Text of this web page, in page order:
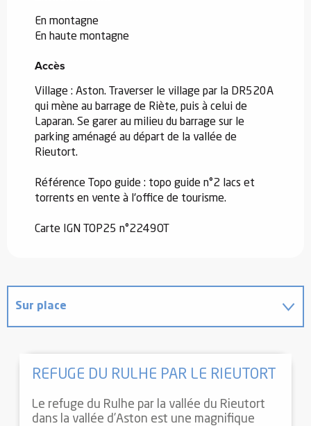
En montagne
En haute montagne
Accès
Accès
Village : Aston. Traverser le village par la DR520A
qui mène au barrage de Riète, puis à celui de
Laparan. Se garer au milieu du barrage sur le
parking aménagé au départ de la vallée de
Rieutort.
Référence Topo guide : topo guide n°2 lacs et
torrents en vente à l'office de tourisme.
Carte IGN TOP25 n°2249OT
Sur place
REFUGE DU RULHE PAR LE RIEUTORT
Le refuge du Rulhe par la vallée du Rieutort
dans la vallée d’Aston est une magnifique